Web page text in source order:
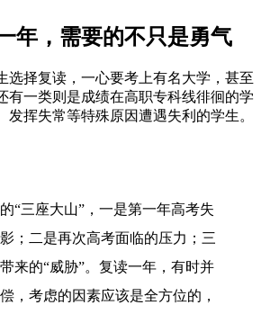
年，需要的不只是勇气
选择复读，一心要考上有名大学，甚至
有一类则是成绩在高职专科线徘徊的学
发挥失常等特殊原因遭遇失利的学生。
“三座大山”，一是第一年高考失
；二是再次高考面临的压力；三
来的“威胁”。复读一年，有时并
，考虑的因素应该是全方位的，